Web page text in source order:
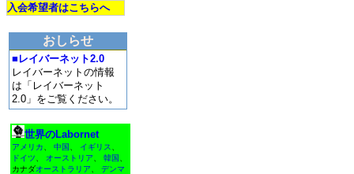
入会希望者はこちらへ
おしらせ
■レイバーネット2.0
レイバーネットの情報
は「レイバーネット
2.0」をご覧ください。
世界のLabornet
アメリカ 中国 イギリス
ドイツ
オーストリア 韓国
カナダオーストラリア
デンマ